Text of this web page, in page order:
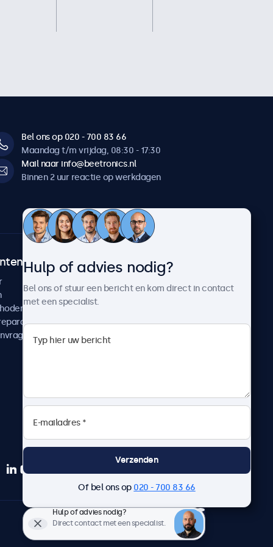
Bel ons op 020 - 700 83 66
Maandag t/m vrijdag, 08:30 - 17:30
Mail naar info@beetronics.nl
Binnen 2 uur reactie op werkdagen
Over Beetronics
Werken bij Beetronics
Algemene voorwaarden
Nederlands
Hulp of advies nodig?
Bel ons of stuur een bericht en kom direct in contact
met een specialist.
Verzenden
Of bel ons op 020 - 700 83 66
Hulp of advies nodig?
Direct contact met een specialist.